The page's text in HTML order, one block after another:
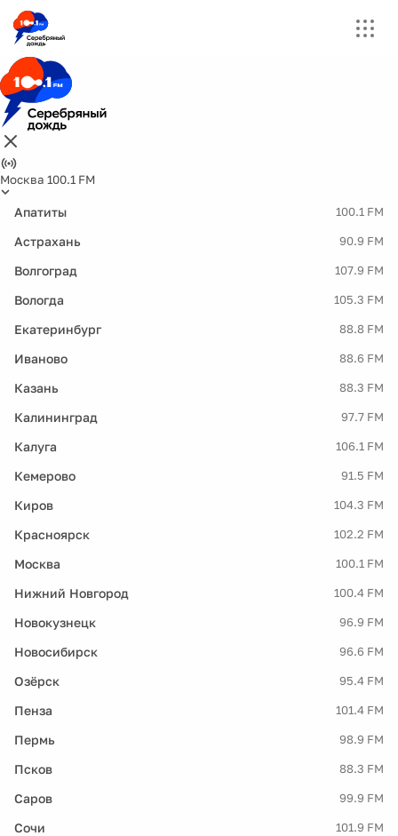
Москва 100.1 FM
Апатиты 100.1 FM
Астрахань 90.9 FM
Волгоград 107.9 FM
Вологда 105.3 FM
Екатеринбург 88.8 FM
Иваново 88.6 FM
Казань 88.3 FM
Калининград 97.7 FM
Калуга 106.1 FM
Кемерово 91.5 FM
Киров 104.3 FM
Красноярск 102.2 FM
Москва 100.1 FM
Нижний Новгород 100.4 FM
Новокузнецк 96.9 FM
Новосибирск 96.6 FM
Озёрск 95.4 FM
Пенза 101.4 FM
Пермь 98.9 FM
Псков 88.3 FM
Саров 99.9 FM
Сочи 101.9 FM